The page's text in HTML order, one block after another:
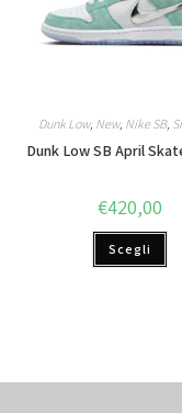
Dunk Low, New, Nike SB,
Dunk Low SB April
€420,00
Scegli